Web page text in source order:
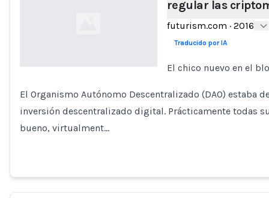
Loading...
regular las
futurism.com · 2016
Traducido por IA
El chico nuevo en el
El Organismo Autónomo Descentralizado (DAO) estaba
inversión descentralizado digital. Prácticamente todas
bueno, virtualment…